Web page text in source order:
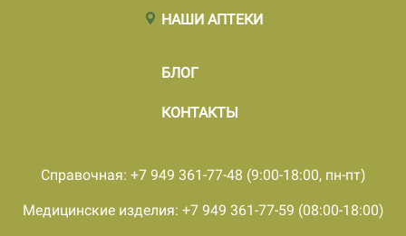
НАШИ АПТЕКИ
БЛОГ
КОНТАКТЫ
Справочная: +7 949 361-77-48 (9:00-18:00, пн-пт)
Медицинские изделия: +7 949 361-77-59 (08:00-18:00)